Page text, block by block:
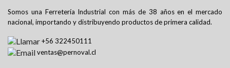
Somos una Ferretería Industrial con más de 38 años en el mercado
nacional, importando y distribuyendo productos de primera calidad.
+56 322450111
ventas@pernoval.cl